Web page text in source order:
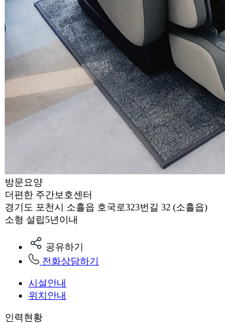
방문요양
더편한 주간보호센터
경기도 포천시 소흘읍 호국로323번길 32 (소흘읍)
소형 설립5년이내
공유하기
전화상담하기
시설안내
위치안내
인력현황